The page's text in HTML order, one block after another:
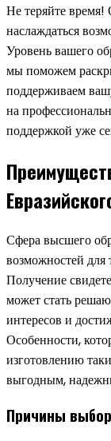
Не теряйте время!
наслаждаться
Уровень вашего
мы поможем
поддерживаем
на
поддержкой уже
Сфера высшего
возможностей для
Получение
может стать
интересов и
Особенности,
изготовлению
выгодным,
Причины